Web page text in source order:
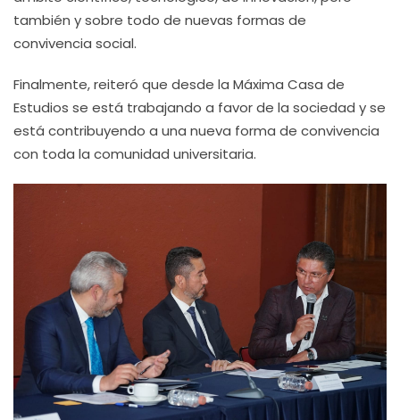
también y sobre todo de nuevas formas de
convivencia social.
Finalmente, reiteró que desde la Máxima Casa de
Estudios se está trabajando a favor de la sociedad y se
está contribuyendo a una nueva forma de convivencia
con toda la comunidad universitaria.